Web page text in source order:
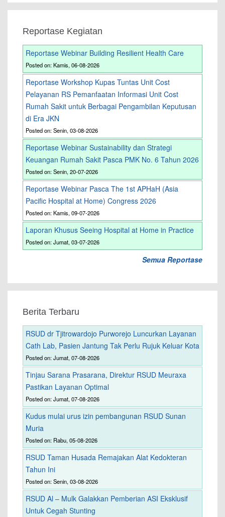
Reportase Kegiatan
Reportase Webinar Building Resilient Health Care
Posted on: Kamis, 06-08-2026
Reportase Workshop Kupas Tuntas Unit Cost
Pelayanan RS Pemanfaatan Informasi Unit Cost
Rumah Sakit untuk Berbagai Pengambilan Keputusan
di Era JKN
Posted on: Senin, 03-08-2026
Reportase Webinar Sustainability dan Strategi
Keuangan Rumah Sakit Pasca PMK No. 6 Tahun 2026
Posted on: Senin, 20-07-2026
Reportase Webinar Pasca The 1st APHaH (Asia
Pacific Hospital at Home) Congress 2026
Posted on: Kamis, 09-07-2026
Laporan Khusus Seeing Hospital at Home in Practice
Posted on: Jumat, 03-07-2026
Semua Reportase
Berita Terbaru
RSUD dr Tjitrowardojo Purworejo Luncurkan Layanan
Cath Lab, Pasien Jantung Tak Perlu Rujuk Keluar Kota
Posted on: Jumat, 07-08-2026
Tinjau Sarana Prasarana, Direktur RSUD Meuraxa
Pastikan Layanan Optimal
Posted on: Jumat, 07-08-2026
Kudus mulai urus izin pembangunan RSUD Sunan
Muria
Posted on: Rabu, 05-08-2026
RSUD Taman Husada Remajakan Alat Kedokteran
Tahun Ini
Posted on: Senin, 03-08-2026
RSUD Al – Mulk Galakkan Pemberian ASI Eksklusif
Untuk Cegah Stunting